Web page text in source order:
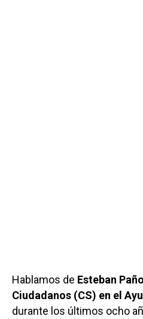
Hablamos de Esteban
Ciudadanos (CS) en el
durante los últimos ocho